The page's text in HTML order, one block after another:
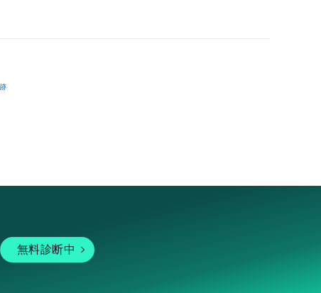
無料診断中